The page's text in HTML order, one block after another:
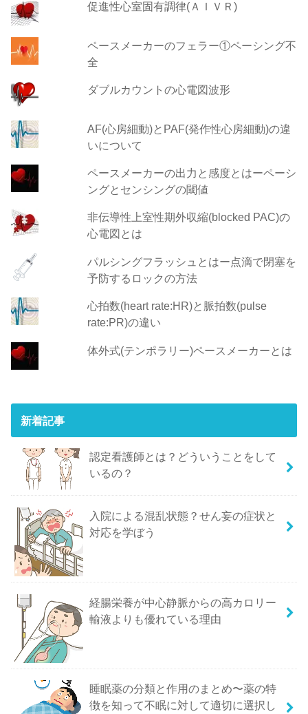
促進性心室固有調律(ＡＩＶＲ)
ペースメーカーのフェラー①ペーシング不
全
ダブルカウントの心電図波形
AF(心房細動)とPAF(発作性心房細動)の違
いについて
ペースメーカーの出力と感度とはーペーシ
ングとセンシングの閾値
非伝導性上室性期外収縮(blocked PAC)の
心電図とは
パルシングフラッシュとはー点滴で閉塞を
予防するロックの方法
心拍数(heart rate:HR)と脈拍数(pulse
rate:PR)の違い
体外式(テンポラリー)ペースメーカーとは
新着記事
認定看護師とは？どういうことをして
いるの？
入院による混乱状態？せん妄の症状と
対応を学ぼう
経腸栄養が中心静脈からの高カロリー
輸液よりも優れている理由
睡眠薬の分類と作用のまとめ〜薬の特
徴を知って不眠に対して適切に選択し